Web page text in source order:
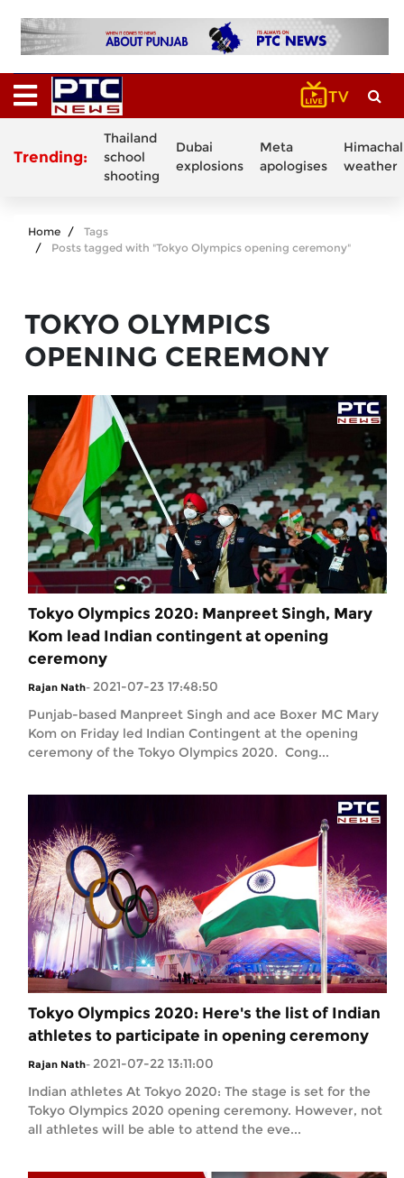
Trending:
Thailand
school
shooting
Dubai
explosions
Meta
apologises
Himachal
weather
Home
Tags
Posts tagged with "Tokyo Olympics opening ceremony"
TOKYO OLYMPICS
OPENING CEREMONY
Tokyo Olympics 2020: Manpreet Singh, Mary
Kom lead Indian contingent at opening
ceremony
Rajan Nath- 2021-07-23 17:48:50
Punjab-based Manpreet Singh and ace Boxer MC Mary
Kom on Friday led Indian Contingent at the opening
ceremony of the Tokyo Olympics 2020. Cong...
Tokyo Olympics 2020: Here's the list of Indian
athletes to participate in opening ceremony
Rajan Nath- 2021-07-22 13:11:00
Indian athletes At Tokyo 2020: The stage is set for the
Tokyo Olympics 2020 opening ceremony. However, not
all athletes will be able to attend the eve...